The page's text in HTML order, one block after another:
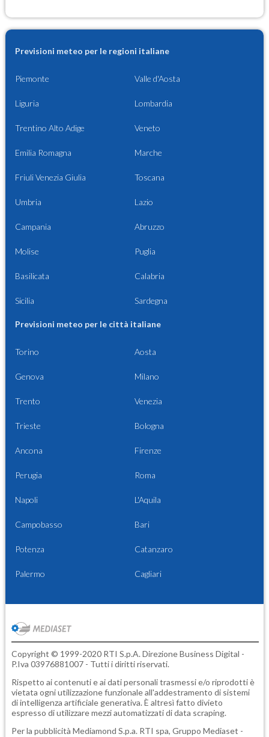
Previsioni meteo per le regioni italiane
Piemonte Valle d'Aosta
Liguria Lombardia
Trentino Alto Adige Veneto
Emilia Romagna Marche
Friuli Venezia Giulia Toscana
Umbria Lazio
Campania Abruzzo
Molise Puglia
Basilicata Calabria
Sicilia Sardegna
Previsioni meteo per le città italiane
Torino Aosta
Genova Milano
Trento Venezia
Trieste Bologna
Ancona Firenze
Perugia Roma
Napoli L'Aquila
Campobasso Bari
Potenza Catanzaro
Palermo Cagliari
Copyright © 1999-2020 RTI S.p.A. Direzione Business Digital -
P.Iva 03976881007 - Tutti i diritti riservati.
Rispetto ai contenuti e ai dati personali trasmessi e/o riprodotti è
vietata ogni utilizzazione funzionale all'addestramento di sistemi
di intelligenza artificiale generativa. È altresì fatto divieto
espresso di utilizzare mezzi automatizzati di data scraping.
Per la pubblicità Mediamond S.p.a. RTI spa, Gruppo Mediaset -